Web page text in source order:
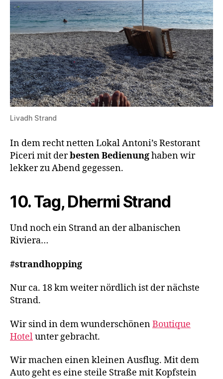
Livadh Strand
In dem recht netten Lokal Antoni’s Restorant
Piceri mit derbesten Bedienunghaben wir
lekker zu Abend gegessen.
10. Tag, Dhermi Strand
Und noch ein Strand an der albanischen
Riviera…
#strandhopping
Nur ca. 18 km weiter nördlich ist der nächste
Strand.
Wir sind in dem wunderschönenBoutique
Hotelunter gebracht.
Wir machen einen kleinen Ausflug. Mit dem
Auto geht es eine steile Straße mit Kopfstein